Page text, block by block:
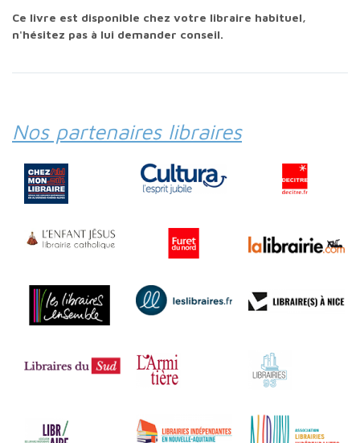
Ce livre est disponible chez votre libraire habituel,
n'hésitez pas à lui demander conseil.
Nos partenaires libraires